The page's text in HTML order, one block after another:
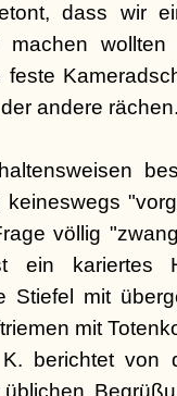
dass wir
machen
andere
völlig
ein kariertes
Stiefel mit
mit
berichtet von